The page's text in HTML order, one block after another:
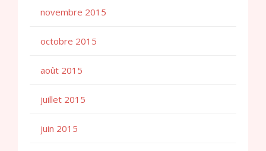
novembre 2015
octobre 2015
août 2015
juillet 2015
juin 2015